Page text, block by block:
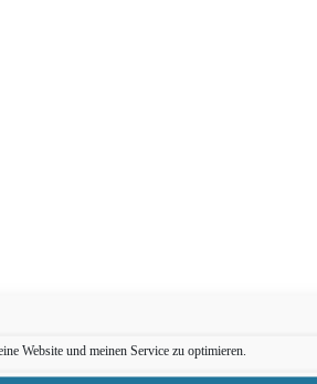
Website und meinen Service zu optimieren.